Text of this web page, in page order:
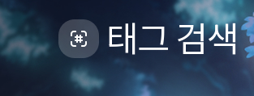
캐시샵 공지
메이플 알림판
with maple
태그 검색